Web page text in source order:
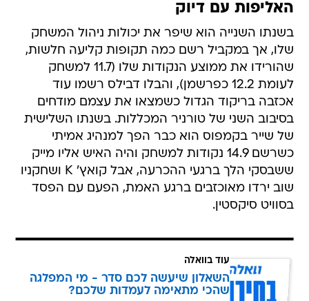
האליפות עם דיוק
בשנתו השנייה הוא שיפר את יכולות ניהול המשחק
שלו, אך במקביל רשם כמה תקופות קליעה חלשות,
שהורידו את ממוצע הנקודות שלו (11.7 למשחק
לעומת 12.2 כפרשמן), והבלו דבילס רשמו עוד
אכזבה בריקוד הגדול כשמצאו את עצמם מודחים
בסיבוב השני של טורניר המכללות. בשנתו השלישית
של שייר בקמפוס הוא כבר הפך למנהיג אמיתי
כשרשם 14.9 נקודות למשחק והיה האיש אליו מייק
ששבסקי הלך ברגעי ההכרעה, אבל קואץ' K ושחקניו
שוב ירדו מאוכזבים ברגע האמת, הפעם עם הפסד
בסוויט סיקסטין.
עוד בוואלה
השאלון שיעשה לכם סדר - מי המפלגה
שהכי מתאימה לעמדות שלכם?